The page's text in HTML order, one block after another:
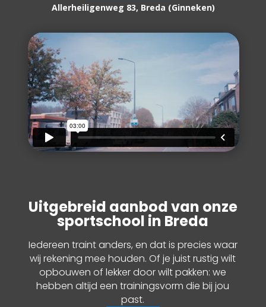
Allerheiligenweg 83, Breda (Ginneken)
Uitgebreid aanbod van onze
sportschool in Breda
Iedereen traint anders, en dat is precies waar
wij rekening mee houden. Of je juist rustig wilt
opbouwen of lekker door wilt pakken: we
hebben altijd een trainingsvorm die bij jou
past.